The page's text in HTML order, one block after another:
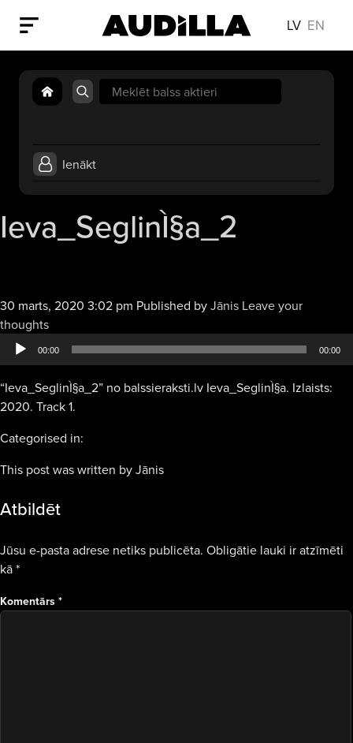
LV EN
Search
for:
Ienākt
Ieva_SeglinÌ§a_2
30 marts, 2020 3:02 pm Published byJānis Leave your
thoughtsAudio
atskaņotājs
00:00 00:00
“Ieva_SeglinÌ§a_2” no balssieraksti.lv Ieva_SeglinÌ§a. Izlaists:
2020. Track 1.
Categorised in:
This post was written by Jānis
Atbildēt
Jūsu e-pasta adrese netiks publicēta. Obligātie lauki ir atzīmēti
kā*
Komentārs *